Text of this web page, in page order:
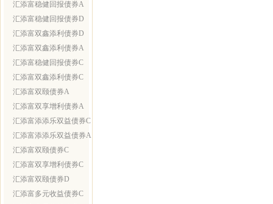
汇添富稳健回报债券A
汇添富稳健回报债券D
汇添富双鑫添利债券D
汇添富双鑫添利债券A
汇添富稳健回报债券C
汇添富双鑫添利债券C
汇添富双颐债券A
汇添富双享增利债券A
汇添富添添乐双益债券C
汇添富添添乐双益债券A
汇添富双颐债券C
汇添富双享增利债券C
汇添富双颐债券D
汇添富多元收益债券C